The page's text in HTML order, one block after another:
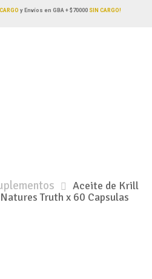
y Envíos en GBA + $70000 SIN CARGO!
Aceite de Krill
Truth x 60 Capsulas